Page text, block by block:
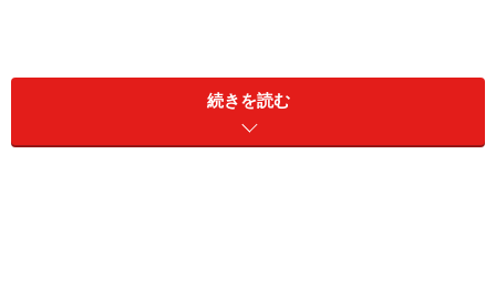
回答者プロフィール
続きを読む